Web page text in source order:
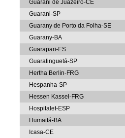
Guarani de Juazeiro-CE
Guarani-SP
Guarany de Porto da Folha-SE
Guarany-BA
Guarapari-ES
Guaratinguetá-SP
Hertha Berlin-FRG
Hespanha-SP
Hessen Kassel-FRG
Hospitalet-ESP
Humaitá-BA
Icasa-CE